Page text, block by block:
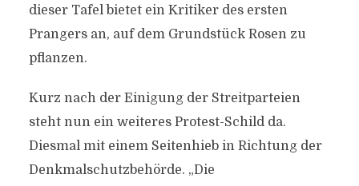
dieser Tafel bietet ein Kritiker des ersten
Prangers an, auf dem Grundstück Rosen zu
pflanzen.
Kurz nach der Einigung der Streitparteien
steht nun ein weiteres Protest-Schild da.
Diesmal mit einem Seitenhieb in Richtung der
Denkmalschutzbehörde. „Die